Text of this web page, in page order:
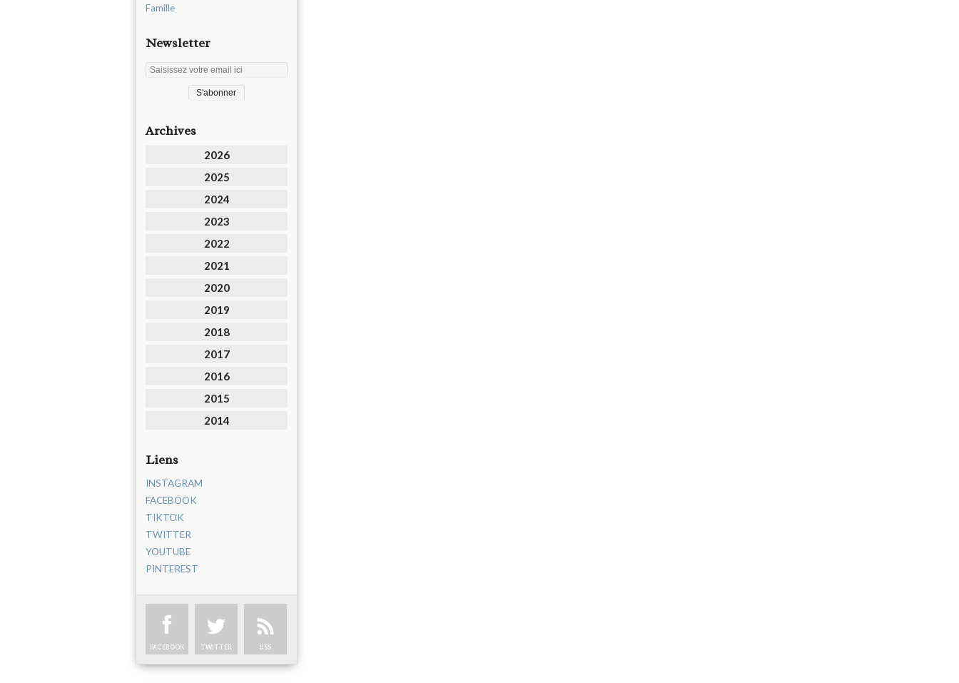
Famille
Newsletter
Archives
2026
2025
2024
2023
2022
2021
2020
2019
2018
2017
2016
2015
2014
Liens
INSTAGRAM
FACEBOOK
TIKTOK
TWITTER
YOUTUBE
PINTEREST
FACEBOOK TWITTER RSS